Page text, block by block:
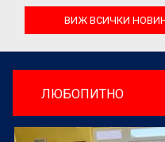
ВИЖ ВСИЧКИ
ЛЮБОПИТНО